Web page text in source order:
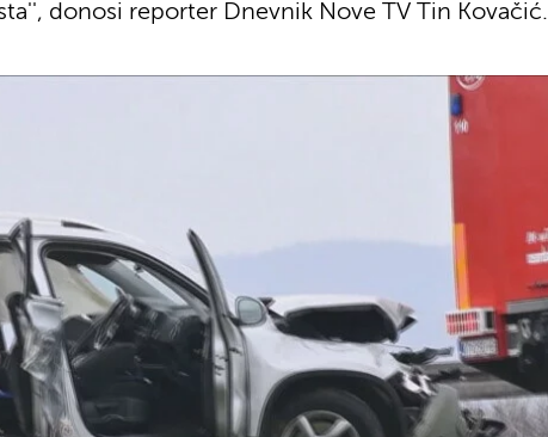
donosi reporter Dnevnik Nove TV Tin Kovačić.